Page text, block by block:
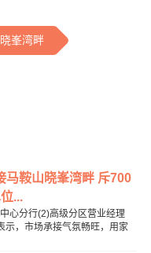
晓峯湾畔
马鞍山晓峯湾畔 斥700
...
心分行(2)高级分区营业经理
示，市场承接气氛畅旺，用家